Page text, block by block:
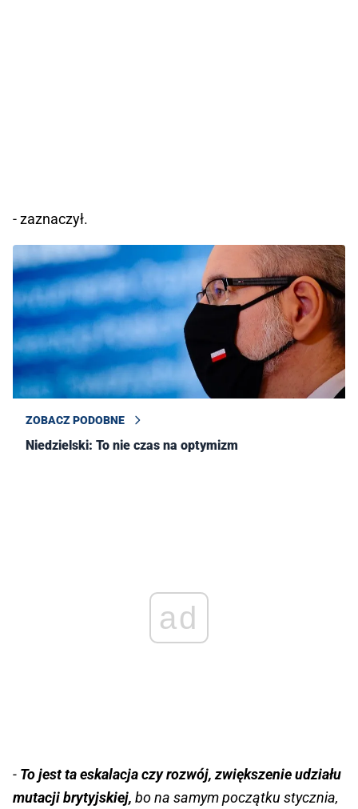
- zaznaczył.
ZOBACZ PODOBNE
Niedzielski: To nie czas na optymizm
ad
- To jest ta eskalacja czy rozwój, zwiększenie udziału
mutacji brytyjskiej, bo na samym początku stycznia,